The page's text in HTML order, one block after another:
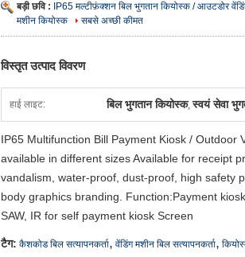
बड़ी छवि :
IP65 मल्टीफ़ंक्शन बिल भुगतान कियोस्क / आउटडोर
मशीन कियोस्क
सबसे अच्छी कीमत
विस्तृत उत्पाद विवरण
हाई लाइट: बिल भुगतान कियोस्क,स्वयं सेवा
IP65 Multifunction Bill Payment Kiosk / Outdoor
available in different sizes Available for receipt
vandalism, water-proof, dust-proof, high safety
body graphics branding. Function:Payment
SAW, IR for self payment kiosk Screen
टैग: कैशकोड बिल सत्यापनकर्ता, वेंडिंग मशीन बिल सत्यापनकर्ता,